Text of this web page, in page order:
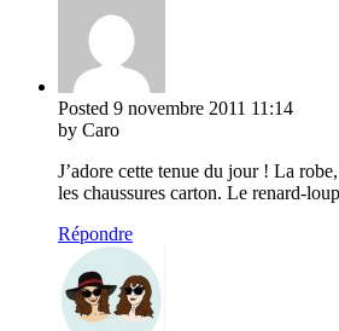
Posted 9 novembre 2011 11:14
by Caro
J’adore cette tenue du jour ! La
les chaussures carton. Le renard-
Répondre